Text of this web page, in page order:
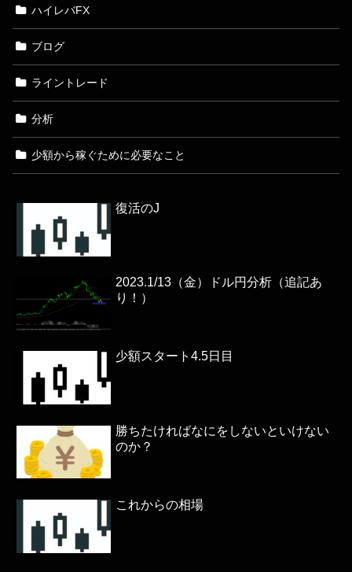
ハイレバFX
ブログ
ライントレード
分析
少額から稼ぐために必要なこと
復活のJ
2023.1/13（金）ドル円分析（追記あ
り！）
少額スタート4.5日目
勝ちたければなにをしないといけない
のか？
これからの相場